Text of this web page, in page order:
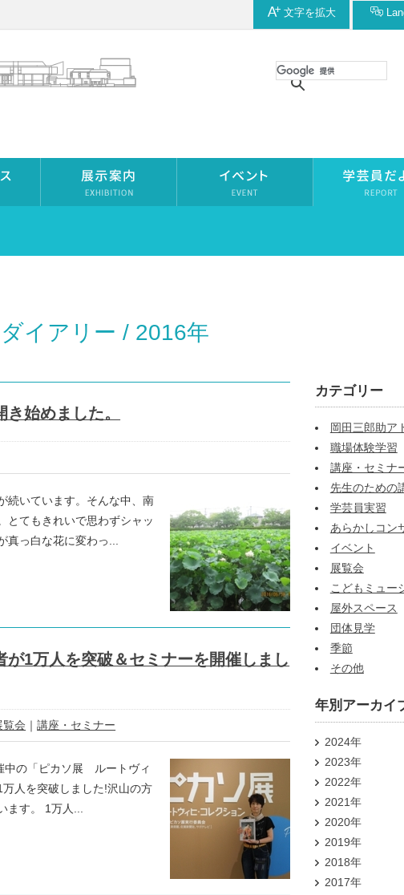
文字を拡大
イアリー / 2016年
始めました。
続いています。そんな中、南
とてもきれいで思わずシャッ
真っ白な花に変わっ...
が1万人を突破＆セミナーを開催しまし
覧会 ｜講座・セミナー
中の「ピカソ展 ルートヴィ
人を突破しました!沢山の方
ます。 1万人...
カテゴリー
岡田三郎助ア
職場体験学習
講座・セミナ
先生のための
学芸員実習
あらかしコン
イベント
展覧会
こどもミュー
屋外スペース
団体見学
季節
その他
年別アーカイ
2024年
2023年
2022年
2021年
2020年
2019年
2018年
2017年